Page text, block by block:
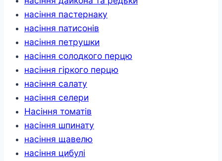
насіння пастернаку
насіння патисонів
насіння петрушки
насіння солодкого перцю
насіння гіркого перцю
насіння салату
насіння селери
Насіння томатів
насіння шпинату
насіння щавелю
насіння цибулі